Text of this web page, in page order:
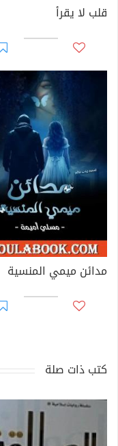
قلب لا يقرأ
مدائن ميمي المنسية
كتب ذات صلة